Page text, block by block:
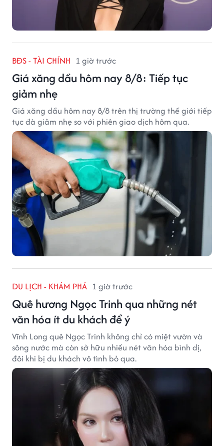
BĐS - TÀI CHÍNH 1 giờ trước
Giá xăng dầu hôm nay 8/8: Tiếp tục
giảm nhẹ
Giá xăng dầu hôm nay 8/8 trên thị trường thế giới tiếp
tục đà giảm nhẹ so với phiên giao dịch hôm qua.
DU LỊCH - KHÁM PHÁ 1 giờ trước
Quê hương Ngọc Trinh qua những nét
văn hóa ít du khách để ý
Vĩnh Long quê Ngọc Trinh không chỉ có miệt vườn và
sông nước mà còn sở hữu nhiều nét văn hóa bình dị,
đôi khi bị du khách vô tình bỏ qua.